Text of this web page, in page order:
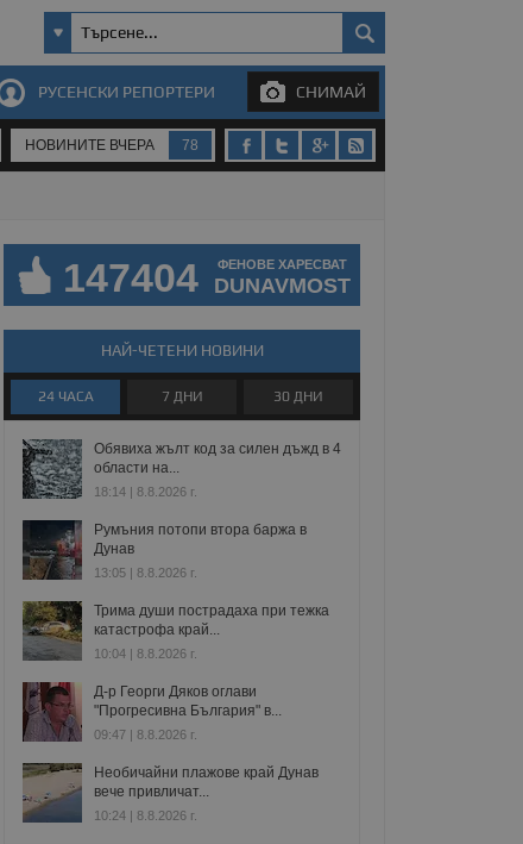
РУСЕНСКИ РЕПОРТЕРИ СНИМАЙ
НОВИНИТЕ ВЧЕРА 78
147404 ФЕНОВЕ ХАРЕСВАТ
DUNAVMOST
НАЙ-ЧЕТЕНИ НОВИНИ
24 ЧАСА 7 ДНИ 30 ДНИ
Обявиха жълт код за силен дъжд в 4
области на...
18:14 | 8.8.2026 г.
Румъния потопи втора баржа в
Дунав
13:05 | 8.8.2026 г.
Трима души пострадаха при тежка
катастрофа край...
10:04 | 8.8.2026 г.
Д-р Георги Дяков оглави
"Прогресивна България" в...
09:47 | 8.8.2026 г.
Необичайни плажове край Дунав
вече привличат...
10:24 | 8.8.2026 г.